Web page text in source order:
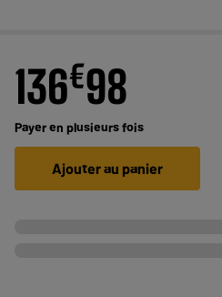
136€98
Payer en plusieurs fois
Ajouter au panier